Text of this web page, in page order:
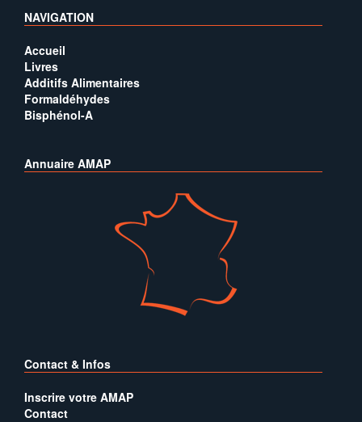
NAVIGATION
Accueil
Livres
Additifs Alimentaires
Formaldéhydes
Bisphénol-A
Annuaire AMAP
Contact & Infos
Inscrire votre AMAP
Contact